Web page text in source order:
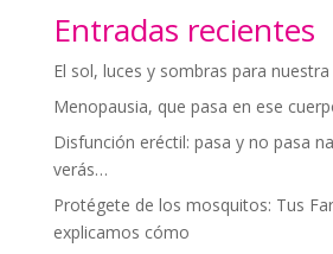
Entradas recientes
El sol, luces y sombras para nuestra
Menopausia, que pasa en ese
Disfunción eréctil: pasa y no pasa
verás…
Protégete de los mosquitos: Tus
explicamos cómo